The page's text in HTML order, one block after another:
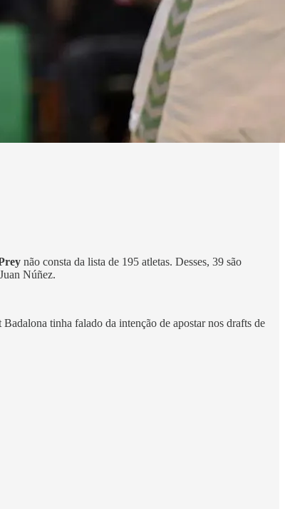
não consta da lista de 195 atletas. Desses, 39 são
Núñez.
tinha falado da intenção de apostar nos drafts de